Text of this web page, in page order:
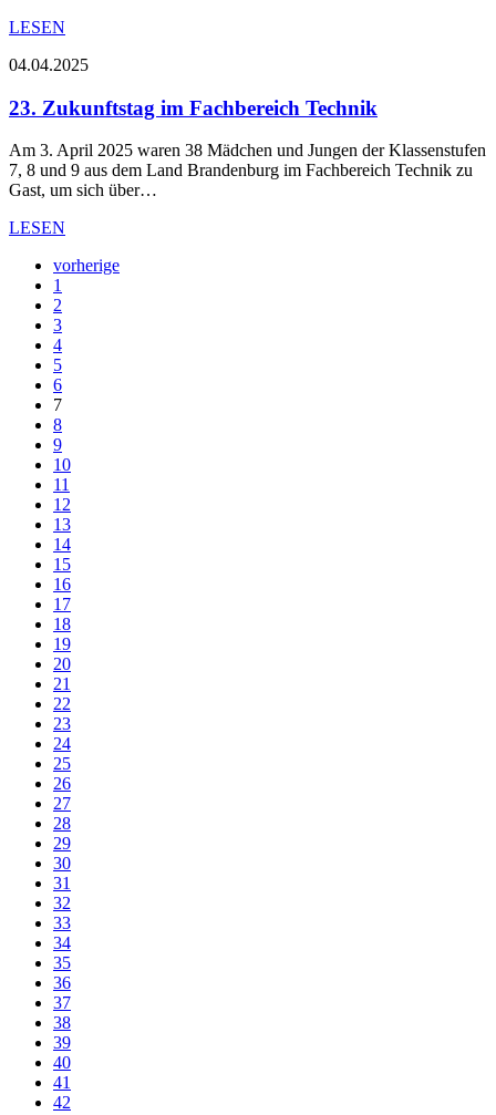
LESEN
04.04.2025
23. Zukunftstag im Fachbereich Technik
Am 3. April 2025 waren 38 Mädchen und Jungen der Klassenstufen
7, 8 und 9 aus dem Land Brandenburg im Fachbereich Technik zu
Gast, um sich über…
LESEN
vorherige
1
2
3
4
5
6
7
8
9
10
11
12
13
14
15
16
17
18
19
20
21
22
23
24
25
26
27
28
29
30
31
32
33
34
35
36
37
38
39
40
41
42